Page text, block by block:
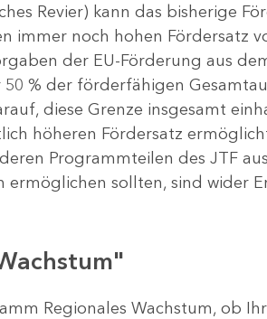
Revier) kann das bisherige
noch hohen Fördersatz
der EU-Förderung aus
% der förderfähigen
diese Grenze insgesamt
höheren Fördersatz
Programmteilen des JTF
sollten, sind wider
Regionales Wachstum, ob